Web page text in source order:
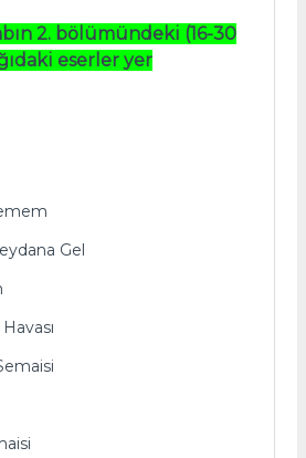
2. bölümündeki (16-30
eserler yer
Gel